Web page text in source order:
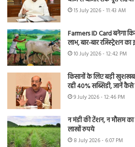
15 July 2026 - 11:43 AM
Farmers ID Card बनेगा
लाभ, बार-बार रजिस्ट्रेशन
10 July 2026 - 12:42 PM
किसानों के लिए बड़ी
रही 40% सब्सिडी, जानें
9 July 2026 - 12:46 PM
न मंडी की टेंशन, न मौसम
लाखों रुपये
8 July 2026 - 6:07 PM